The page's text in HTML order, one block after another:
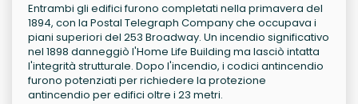
Entrambi gli edifici furono completati nella primavera del
1894, con la Postal Telegraph Company che occupava i
piani superiori del 253 Broadway. Un incendio significativo
nel 1898 danneggiò l'Home Life Building ma lasciò intatta
l'integrità strutturale. Dopo l'incendio, i codici antincendio
furono potenziati per richiedere la protezione
antincendio per edifici oltre i 23 metri.